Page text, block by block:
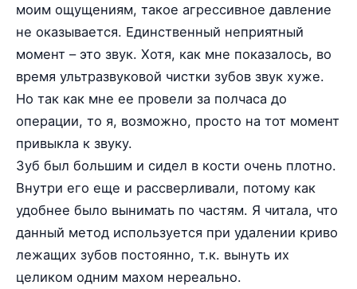
моим ощущениям, такое агрессивное давление
не оказывается. Единственный неприятный
момент – это звук. Хотя, как мне показалось, во
время ультразвуковой чистки зубов звук хуже.
Но так как мне ее провели за полчаса до
операции, то я, возможно, просто на тот момент
привыкла к звуку.
Зуб был большим и сидел в кости очень плотно.
Внутри его еще и рассверливали, потому как
удобнее было вынимать по частям. Я читала, что
данный метод используется при удалении криво
лежащих зубов постоянно, т.к. вынуть их
целиком одним махом нереально.